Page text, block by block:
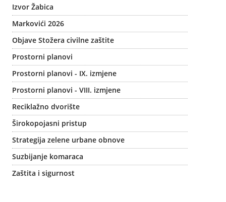
Izvor Žabica
Markovići 2026
Objave Stožera civilne zaštite
Prostorni planovi
Prostorni planovi - IX. izmjene
Prostorni planovi - VIII. izmjene
Reciklažno dvorište
Širokopojasni pristup
Strategija zelene urbane obnove
Suzbijanje komaraca
Zaštita i sigurnost